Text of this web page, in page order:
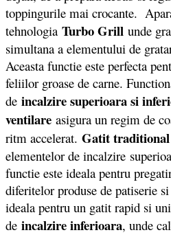
toppingurile mai crocante.
tehnologia Turbo Grill unde
simultana a elementului de
Aceasta functie este perfecta
feliilor groase de carne.
de incalzire superioara si
ventilare asigura un regim de
ritm accelerat. Gatit traditional
elementelor de incalzire
functie este ideala pentru
diferitelor produse de patiserie
ideala pentru un gatit rapid si
de incalzire inferioara, unde